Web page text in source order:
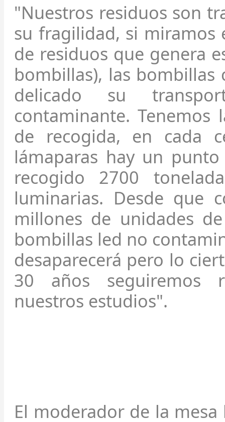
"Nuestros residuos son
su fragilidad, si miramos
de residuos que genera
bombillas), las bombillas
delicado su
contaminante.
de recogida, en cada
lámaparas hay un
recogido 2700
luminarias. Desde que
millones de unidades
bombillas led no
desaparecerá pero lo
30 años seguiremos
nuestros estudios".
El moderador de la